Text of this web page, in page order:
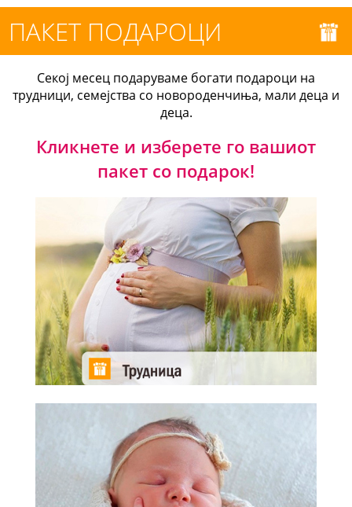
ПАКЕТ ПОДАРОЦИ
Секој месец подаруваме богати подароци на
трудници, семејства со новороденчиња, мали деца и
деца.
Кликнете и изберете го вашиот
пакет со подарок!